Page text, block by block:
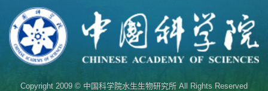
Copyright 2009 © 中国科学院水生生物研究所 All Rights Reserved